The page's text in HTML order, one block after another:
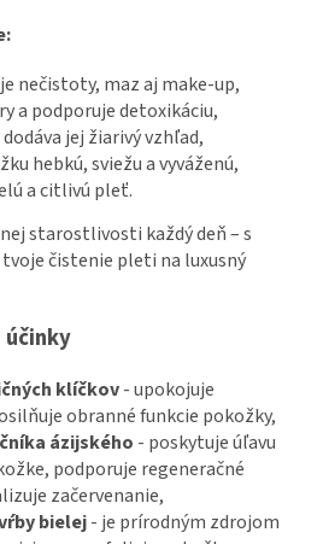
nečistoty, maz aj make-up,
a podporuje detoxikáciu,
jej žiarivý vzhľad,
hebkú, sviežu a vyváženú,
a citlivú pleť.
starostlivosti každý deň – s
čistenie pleti na luxusný
účinky
klíčkov- upokojuje
obranné funkcie pokožky,
ázijského - poskytuje úľavu
podporuje regeneračné
začervenanie,
bielej- je prírodným zdrojom